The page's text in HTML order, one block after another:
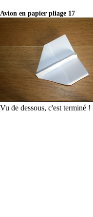
Avion en papier pliage 17
Vu de dessous, c'est terminé !